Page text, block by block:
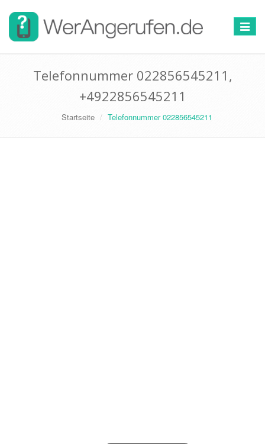
Toggle
Telefonnummer 022856545211,
+4922856545211
Startseite Telefonnummer 022856545211